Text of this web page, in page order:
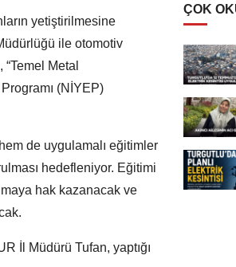
yetiştirilmesine
ile otomotiv
Metal
(NİYEP)
de uygulamalı eğitimler
hedefleniyor. Eğitimi
hak kazanacak ve
İl Müdürü Tufan, yaptığı
ÇOK